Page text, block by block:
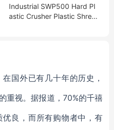
Industrial SWP500 Hard Pl
astic Crusher Plastic Shred
国外已有几十年的历史，
重视。据报道，70%的千禧
良，而所有购物者中，有